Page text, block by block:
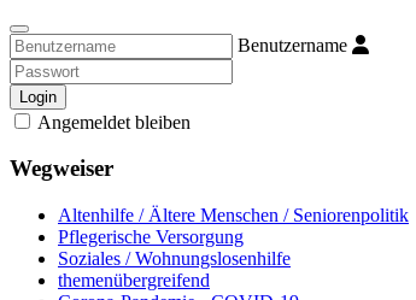
Benutzername
Login
Angemeldet bleiben
Wegweiser
Altenhilfe / Ältere Menschen / Seniorenpolitik
Pflegerische Versorgung
Soziales / Wohnungslosenhilfe
themenübergreifend